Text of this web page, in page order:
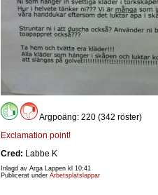
Argpoäng: 220 (342 röster)
Exclamation point!
Cred: Labbe K
Inlagd av Arga Lappen kl 10:41
Publicerat under Arbetsplatslappar